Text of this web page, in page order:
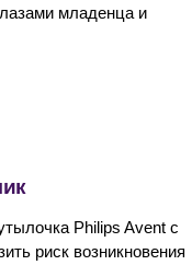
младенца и
Philips Avent с
риск возникновения